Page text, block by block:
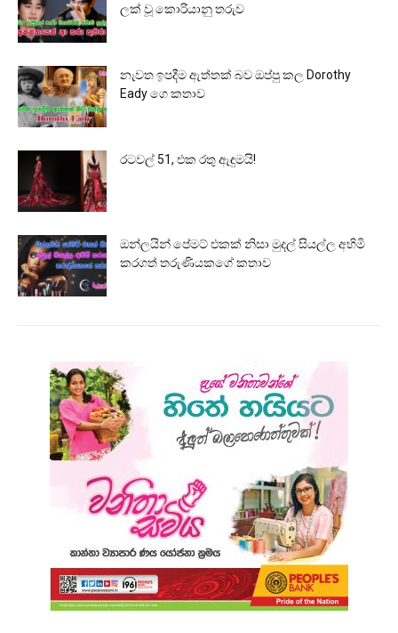
ලක් වූ කොරියානු තරුව
නැවත ඉපදීම ඇත්තක් බව ඔප්පු කල Dorothy
Eady ගෙ කතාව
රටවල් 51, එක රතු ඇඳුමයි!
ඔන්ලයින් පේමට් එකක් නිසා මුදල් සියල්ල අහිමි
කරගත් තරුණියකගේ කතාව